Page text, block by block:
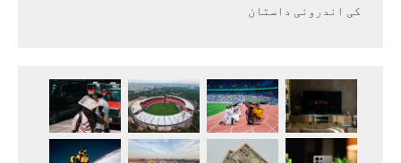
کی اندرونی داستان